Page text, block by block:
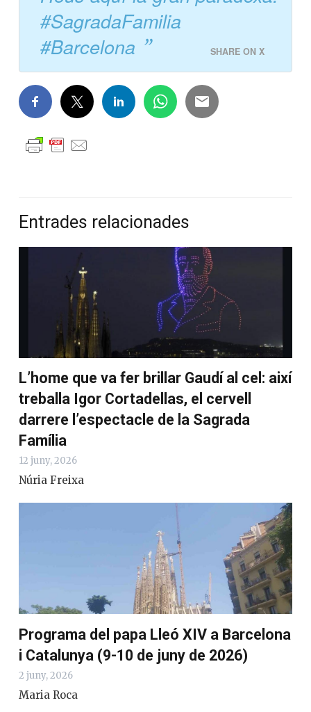
#SagradaFamilia
#Barcelona
SHARE ON X
Entrades relacionades
L’home que va fer brillar Gaudí al cel: així
treballa Igor Cortadellas, el cervell
darrere l’espectacle de la Sagrada
Família
12 juny, 2026
Núria Freixa
Programa del papa Lleó XIV a Barcelona
i Catalunya (9-10 de juny de 2026)
2 juny, 2026
Maria Roca